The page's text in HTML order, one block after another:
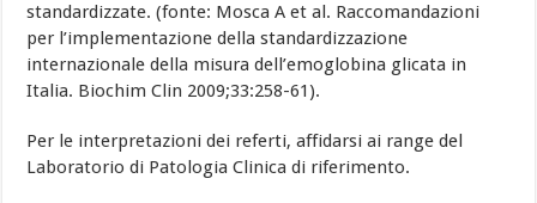
standardizzate. (fonte: Mosca A et al. Raccomandazioni
per l’implementazione della standardizzazione
internazionale della misura dell’emoglobina glicata in
Italia. Biochim Clin 2009;33:258-61).
Per le interpretazioni dei referti, affidarsi ai range del
Laboratorio di Patologia Clinica di riferimento.